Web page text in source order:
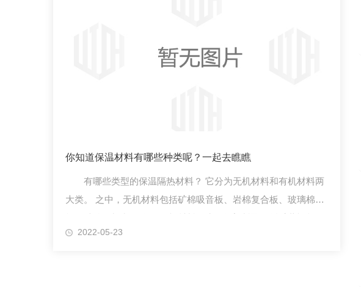
你知道保温材料有哪些种类呢？一起去瞧瞧
有哪些类型的保温隔热材料？ 它分为无机材料和有机材料两
大类。 之中，无机材料包括矿棉吸音板、岩棉复合板、玻璃棉
APP 观看、pc聚碳酸酯强制塑料泡沫和模压聚乙...
2022-05-23